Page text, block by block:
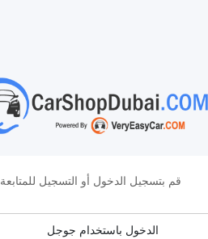
قم بتسجيل الدخول أو التسجيل للمتابعة
الدخول باستخدام جوجل